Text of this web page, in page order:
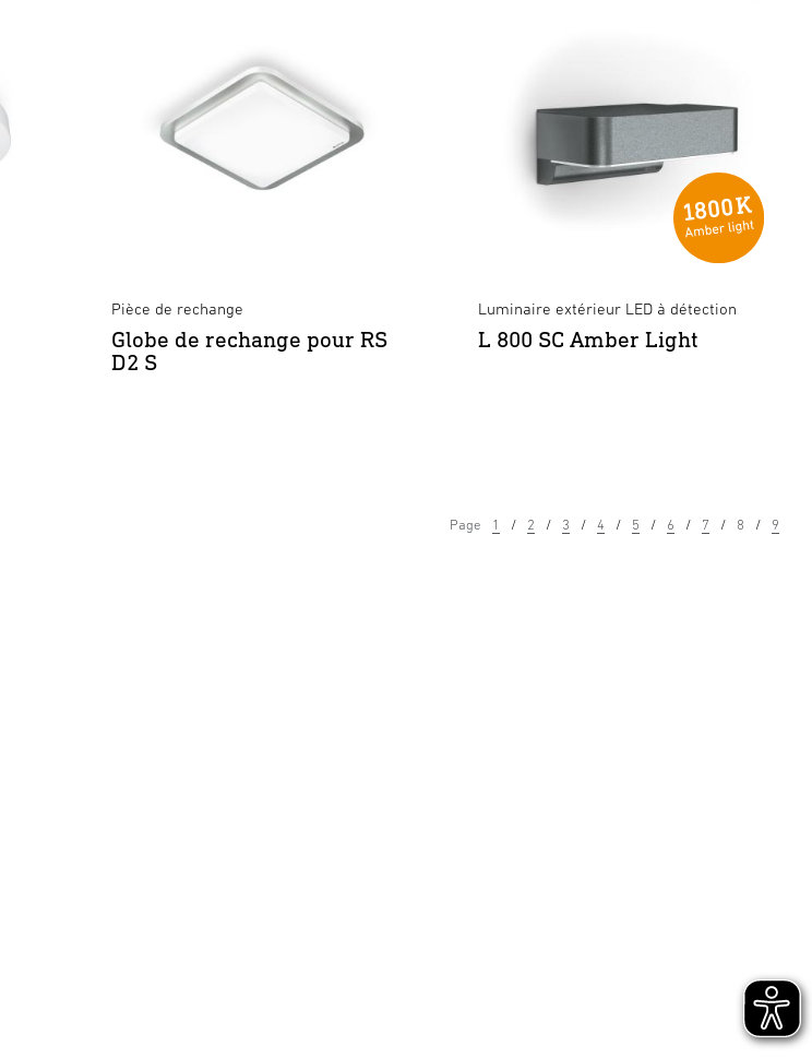
Pièce de rechange
Globe de rechange pour RS
D2 S
Luminaire extérieur LED à détection
L 800 SC Amber Light
Page 1 2 3 4 5 6 7 8 9